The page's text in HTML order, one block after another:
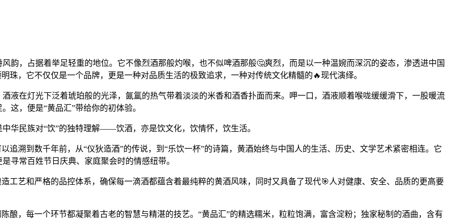
韵，占据着举足轻重的地位。它不像烈酒那般灼喉，也不似啤酒那般🤔爽烈，而是以一种温婉而深沉的姿态，渗透进中国
珠，它不仅仅是一个品牌，更是一种对品质生活的极致追求，一种对传统文化精髓的🔥现代演绎。
液在灯光下泛着琥珀般的光泽，氤氲的热气带着淡淡的米香和酒香扑面而来。呷一口，酒液顺着喉咙缓缓滑下，一股暖流
这，便是“黄品汇”带给你的初体验。
华民族对“饮”的独特理解——饮酒，亦是饮文化，饮情怀，饮生活。
追溯到数千年前，从“仪狄造酒”的传说，到“乐饮一杯”的诗篇，黄酒始终与中国人的生活、历史、文学艺术紧密相连。它
寻常百姓节日庆典、家庭聚会时的情感纽带。
工艺和严格的品控体系，确保每一滴酒都蕴含着最纯粹的黄酒风味，同时又具备了现代🎯人对健康、安全、品质的更高要
酿，每一个环节都凝聚着古老的智慧与精湛的技艺。“黄品汇”的精选糯米，粒粒饱满，富含淀粉；独家秘制的酒曲，含有